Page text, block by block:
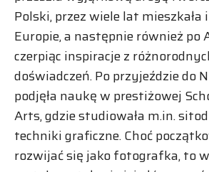
Polski, przez wiele lat mieszkała
Europie, a następnie również po
czerpiąc inspiracje z
doświadczeń. Po przyjeździe do
podjęła naukę w prestiżowej
Arts, gdzie studiowała m.in.
techniki graficzne. Choć
rozwijać się jako fotografka, to